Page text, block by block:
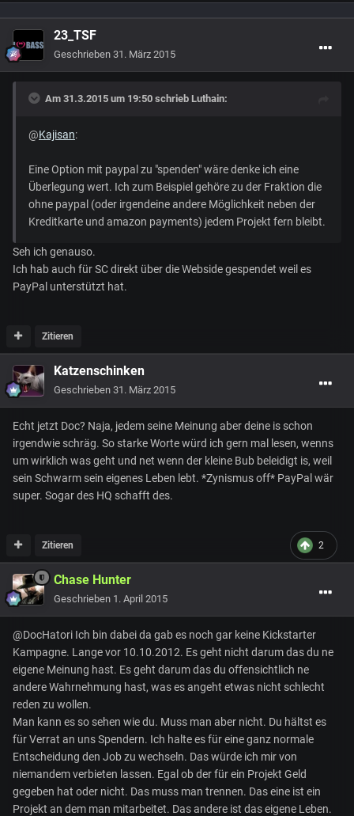
23_TSF
Geschrieben 31. März 2015
Am 31.3.2015 um 19:50 schrieb Luthain:
@Kajisan:
Eine Option mit paypal zu "spenden" wäre denke ich eine
Überlegung wert. Ich zum Beispiel gehöre zu der Fraktion die
ohne paypal (oder irgendeine andere Möglichkeit neben der
Kreditkarte und amazon payments) jedem Projekt fern bleibt.
Seh ich genauso.
Ich hab auch für SC direkt über die Webside gespendet weil es
PayPal unterstützt hat.
Zitieren
Katzenschinken
Geschrieben 31. März 2015
Echt jetzt Doc? Naja, jedem seine Meinung aber deine is schon
irgendwie schräg. So starke Worte würd ich gern mal lesen, wenns
um wirklich was geht und net wenn der kleine Bub beleidigt is, weil
sein Schwarm sein eigenes Leben lebt. *Zynismus off* PayPal wär
super. Sogar des HQ schafft des.
2
Zitieren
Chase Hunter
Geschrieben 1. April 2015
@DocHatori Ich bin dabei da gab es noch gar keine Kickstarter
Kampagne. Lange vor 10.10.2012. Es geht nicht darum das du ne
eigene Meinung hast. Es geht darum das du offensichtlich ne
andere Wahrnehmung hast, was es angeht etwas nicht schlecht
reden zu wollen.
Man kann es so sehen wie du. Muss man aber nicht. Du hältst es
für Verrat an uns Spendern. Ich halte es für eine ganz normale
Entscheidung den Job zu wechseln. Das würde ich mir von
niemandem verbieten lassen. Egal ob der für ein Projekt Geld
gegeben hat oder nicht. Das muss man trennen. Das eine ist ein
Projekt an dem man mitarbeitet. Das andere ist das eigene Leben.